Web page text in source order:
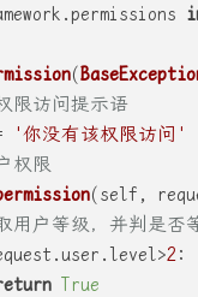
(
限访问提示语
'你没有该权限访问'
权限
(self,
用户等级，并判是否
2:
True